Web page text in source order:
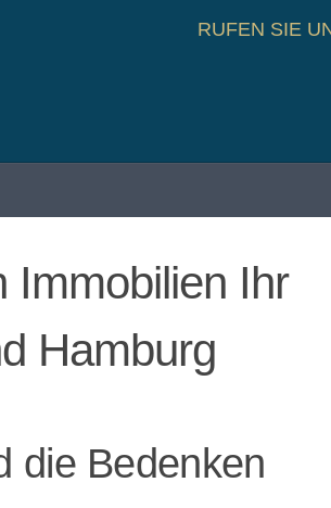
RUFEN SIE
Immobilien Ihr
Hamburg
die Bedenken